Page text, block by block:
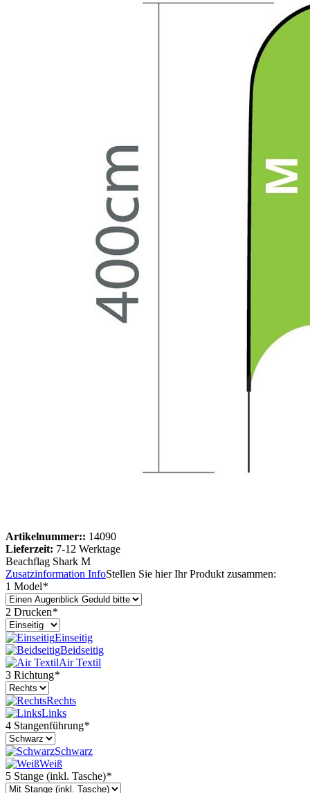
Artikelnummer:: 14090
Lieferzeit: 7-12 Werktage
Beachflag Shark M
Zusatzinformation InfoStellen Sie hier Ihr Produkt zusammen:
1 Model*
2 Drucken*
Einseitig
Beidseitig
Air Textil
3 Richtung*
Rechts
Links
4 Stangenführung*
Schwarz
Weiß
5 Stange (inkl. Tasche)*